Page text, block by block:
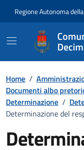
Regione Autonoma
Home /
Documenti albo
Determinazione /
Determinazione del